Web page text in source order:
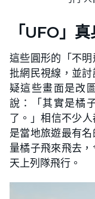
「UFO」
這些圓形的「不
批網民視線，並
疑這些畫面是改
說：「其實是橘
了。」相信不少
是當地旅遊最有
量橘子飛來飛去
天上列隊飛行。